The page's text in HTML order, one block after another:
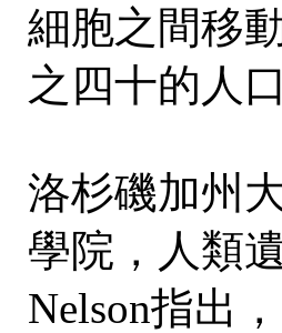
細胞之間移
之四十的人
洛杉磯加州
學院，人類
Nelson指出